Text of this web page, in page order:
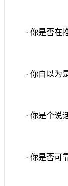
· 你是否在
· 你自以为
· 你是个说
· 你是否可